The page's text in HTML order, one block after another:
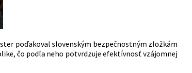
poďakoval slovenským bezpečnostným zložkám
čo podľa neho potvrdzuje efektívnosť vzájomnej